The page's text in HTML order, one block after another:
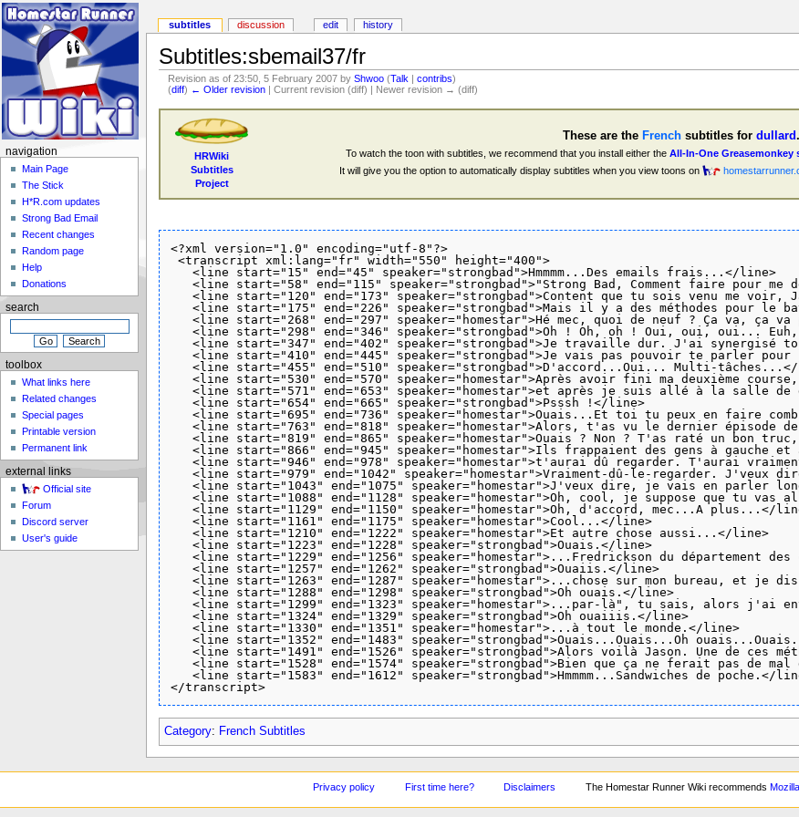
Subtitles:sbemail37/fr
Revision as of 23:50, 5 February 2007 byShwoo (Talk |contribs)
(diff) ← Older revision | Current revision (diff) | Newer revision → (diff)
HRWiki
Subtitles
Project
These are the Frenchsubtitles for dullard.
To watch the toon with subtitles, we recommend that you install either the All-In-One Greasemonkey
It will give you the option to automatically display subtitles when you view toons on
<?xml version="1.0" encoding="utf-8"?>
<transcript xml:lang="fr" width="550" height="400">
   <line start="15" end="45" speaker="strongbad">Hmmmm...Des emails frais...</line>
<line start="58" end="115" speaker="strongbad">"Strong Bad, Comment faire pour me
<line start="120" end="173" speaker="strongbad">Content que tu sois venu me voir,
<line start="175" end="226" speaker="strongbad">Mais il y a des méthodes pour le
<line start="268" end="297" speaker="homestar">Hé mec, quoi de neuf ? Ça va, ça va
<line start="298" end="346" speaker="strongbad">Oh ! Oh, oh ! Oui, oui, oui...
<line start="347" end="402" speaker="strongbad">Je travaille dur. J'ai synergisé
<line start="410" end="445" speaker="strongbad">Je vais pas pouvoir te parler pour
<line start="455" end="510" speaker="strongbad">D'accord...Oui... Multi-
<line start="530" end="570" speaker="homestar">Après avoir fini ma deuxième
<line start="571" end="653" speaker="homestar">et après je suis allé à la salle
   <line start="654" end="665" speaker="strongbad">Psssh !</line>
<line start="695" end="736" speaker="homestar">Ouais...Et toi tu peux en faire
<line start="763" end="818" speaker="homestar">Alors, t'as vu le dernier épisode
<line start="819" end="865" speaker="homestar">Ouais ? Non ? T'as raté un bon
<line start="866" end="945" speaker="homestar">Ils frappaient des gens à gauche
<line start="946" end="978" speaker="homestar">t'aurai dû regarder. T'aurai
<line start="979" end="1042" speaker="homestar">Vraiment-dû-le-regarder. J'veux
<line start="1043" end="1075" speaker="homestar">J'veux dire, je vais en parler
<line start="1088" end="1128" speaker="homestar">Oh, cool, je suppose que tu vas
<line start="1129" end="1150" speaker="homestar">Oh, d'accord, mec...A plus...</
   <line start="1161" end="1175" speaker="homestar">Cool...</line>
   <line start="1210" end="1222" speaker="homestar">Et autre chose aussi...</line>
   <line start="1223" end="1228" speaker="strongbad">Ouais.</line>
<line start="1229" end="1256" speaker="homestar">...Fredrickson du département
   <line start="1257" end="1262" speaker="strongbad">Ouaiis.</line>
<line start="1263" end="1287" speaker="homestar">...chose sur mon bureau, et je
   <line start="1288" end="1298" speaker="strongbad">Oh ouais.</line>
<line start="1299" end="1323" speaker="homestar">...par-là", tu sais, alors j'ai
   <line start="1324" end="1329" speaker="strongbad">Oh ouaiiis.</line>
   <line start="1330" end="1351" speaker="homestar">...à tout le monde.</line>
<line start="1352" end="1483" speaker="strongbad">Ouais...Ouais...Oh
<line start="1491" end="1526" speaker="strongbad">Alors voilà Jason. Une de ces
<line start="1528" end="1574" speaker="strongbad">Bien que ça ne ferait pas de
<line start="1583" end="1612" speaker="strongbad">Hmmmm...Sandwiches de poche.</
Category: French Subtitles
subtitles discussion edit history
navigation
Main Page
The Stick
H*R.com updates
Strong Bad Email
Recent changes
Random page
Help
Donations
search
toolbox
What links here
Related changes
Special pages
Printable version
Permanent link
external links
Official site
Forum
Discord server
User's guide
Privacy policy First time here? Disclaimers The Homestar Runner Wiki recommends